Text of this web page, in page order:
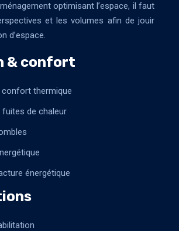
optimisant l’espace, il faut
et les volumes afin de jouir
d’espace.
& confort
confort thermique
de chaleur
énergétique